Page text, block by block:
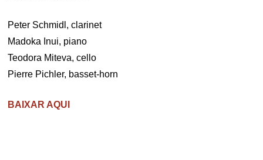
Peter Schmidl, clarinet
Madoka Inui, piano
Teodora Miteva, cello
Pierre Pichler, basset-horn
BAIXAR AQUI